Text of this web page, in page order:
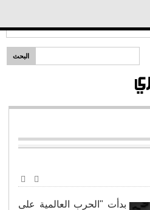
طباعة
البريد
بدأت "الحرب العالمية على